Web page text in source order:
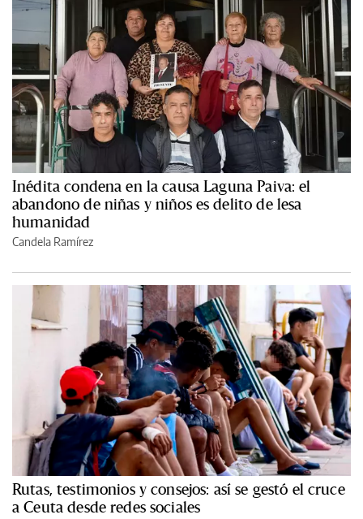
Inédita condena en la causa Laguna Paiva: el
abandono de niñas y niños es delito de lesa
humanidad
Candela Ramírez
Rutas, testimonios y consejos: así se gestó el cruce
a Ceuta desde redes sociales